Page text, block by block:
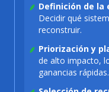
Definición de
Decidir qué
reconstruir.
Priorización y
de alto impacto,
ganancias rápidas.